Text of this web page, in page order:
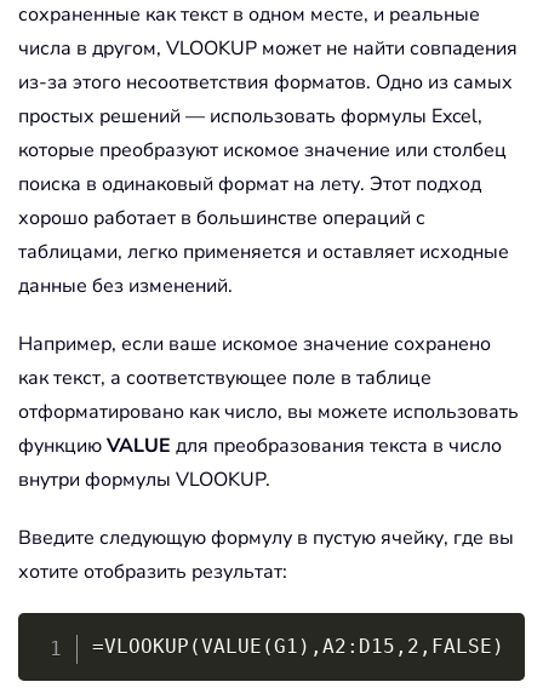
сохраненные как текст в одном месте, и реальные
числа в другом, VLOOKUP может не найти совпадения
из-за этого несоответствия форматов. Одно из самых
простых решений — использовать формулы Excel,
которые преобразуют искомое значение или столбец
поиска в одинаковый формат на лету. Этот подход
хорошо работает в большинстве операций с
таблицами, легко применяется и оставляет исходные
данные без изменений.
Например, если ваше искомое значение сохранено
как текст, а соответствующее поле в таблице
отформатировано как число, вы можете использовать
функциюVALUE для преобразования текста в число
внутри формулы VLOOKUP.
Введите следующую формулу в пустую ячейку, где вы
хотите отобразить результат:
=VLOOKUP(VALUE(G1),A2:D15,2,FALSE)
Copy